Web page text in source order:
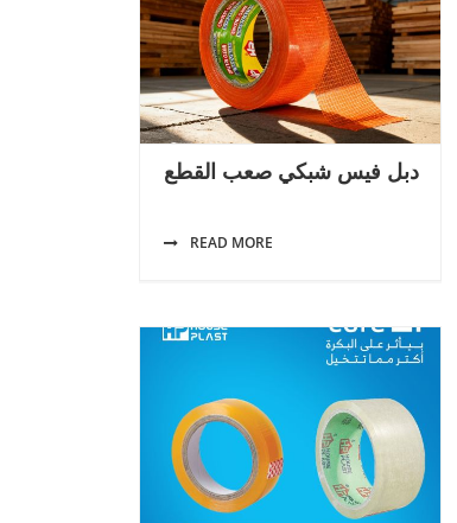
دبل فيس شبكي صعب القطع
READ MORE